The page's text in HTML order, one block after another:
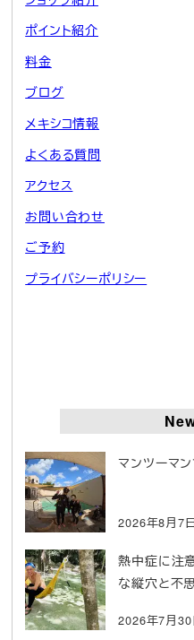
ポイント紹介
料金
ブログ
メキシコ情報
よくある質問
アクセス
お問い合わせ
ご予約
プライバシーポリシー
マンツーマ
2026年8月7
熱中症に注
な縦穴と不
2026年7月30